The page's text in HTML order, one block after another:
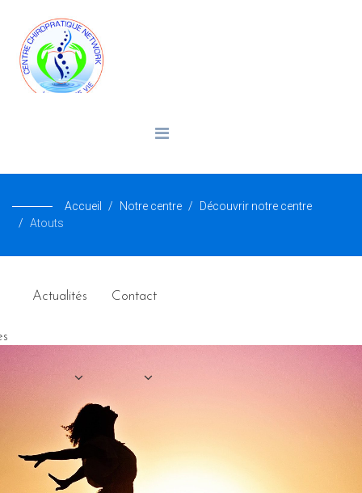
Actualités Contact
Accueil Notre centre
Découvrir notre centre
Atouts